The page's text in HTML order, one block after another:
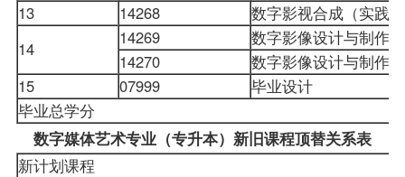
13
14268
数字影视合成（实践
14
14269
数字影像设计与制作*
14270
数字影像设计与制作
15
07999
毕业设计
毕业总学分
数字媒体艺术专业（专升本）新旧课程顶替关系表
新计划课程